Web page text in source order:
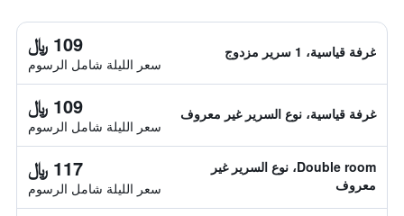
غرفة قياسية، 1 سرير مزدوج 109 ﷼
سعر الليلة شامل الرسوم
غرفة قياسية، نوع السرير غير معروف 109 ﷼
سعر الليلة شامل الرسوم
Double room، نوع السرير غير
معروف
117 ﷼
سعر الليلة شامل الرسوم